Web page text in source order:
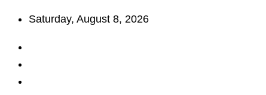
Skip
content
Saturday, August 8, 2026